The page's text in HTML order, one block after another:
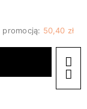
50,40 zł